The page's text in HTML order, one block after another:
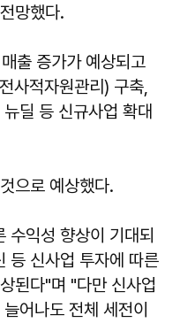
망했다.
출 증가가 예상되고
사적자원관리) 구축,
딜 등 신규사업 확대
으로 예상했다.
수익성 향상이 기대되
등 신사업 투자에 따른
된다"며 "다만 신사업
어나도 전체 세전이